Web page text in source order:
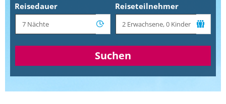
Reisedauer Reiseteilnehmer
Suchen